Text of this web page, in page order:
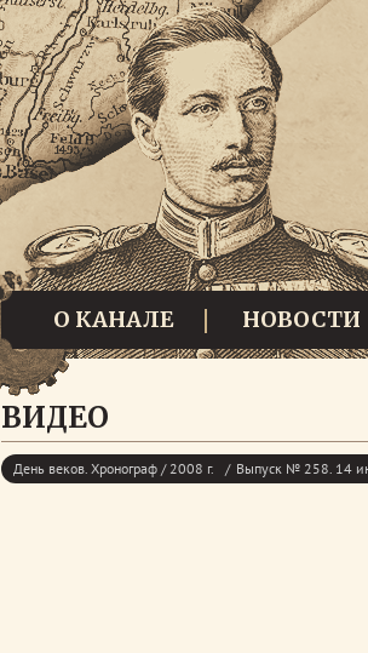
О КАНАЛЕ НОВОСТИ
ВИДЕО
День веков. Хронограф / 2008 г. Выпуск № 258. 14